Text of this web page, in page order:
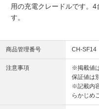
用の充電クレードルです。
す。
商品管理番号 CH-SF14
注意事項
※掲載値
保証値は
※記載内
らかじめ